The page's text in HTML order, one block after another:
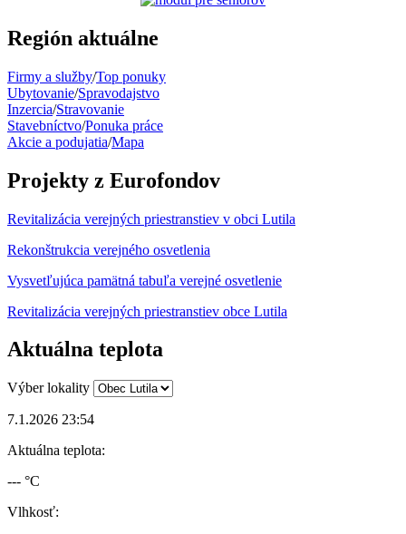
Región aktuálne
Firmy a služby/Top ponuky
Ubytovanie/Spravodajstvo
Inzercia/Stravovanie
Stavebníctvo/Ponuka práce
Akcie a podujatia/Mapa
Projekty z Eurofondov
Revitalizácia verejných priestranstiev v obci Lutila
Rekonštrukcia verejného osvetlenia
Vysvetľujúca pamätná tabuľa verejné osvetlenie
Revitalizácia verejných priestranstiev obce Lutila
Aktuálna teplota
Výber lokality
7.1.2026 23:54
Aktuálna teplota:
--- °C
Vlhkosť: